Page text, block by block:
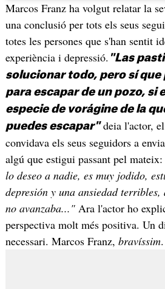
Marcos Franz ha volgut relatar la
una conclusió per tots els seus
totes les persones que s'han sentit
experiència i depressió. "Las
solucionar todo, pero sí que
para escapar de un pozo, si
especie de vorágine de la
puedes escapar"deia l'actor,
convidava els seus seguidors a
algú que estigui passant pel mateix:
lo deseo a nadie, es muy jodido,
depresión y una ansiedad terribles,
no avanzaba..." Ara l'actor ho
perspectiva molt més positiva. Un
necessari. Marcos Franz, bravíssim.